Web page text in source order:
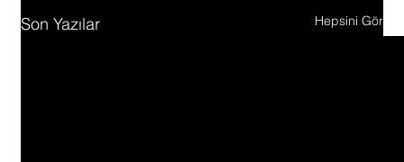
Son Yazılar Hepsini Gör